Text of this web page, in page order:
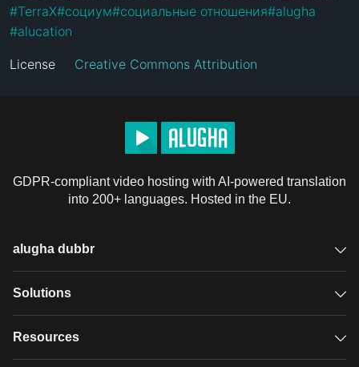
#TerraX#социум#социальные отношения#alugha
#alucation
License Creative Commons Attribution
GDPR-compliant video hosting with AI-powered translation
into 200+ languages. Hosted in the EU.
alugha dubbr
Overview
Solutions
GDPR video hosting
Resources